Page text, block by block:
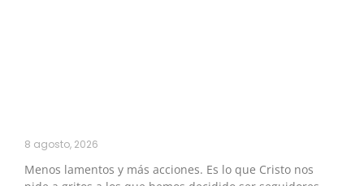
8 agosto, 2026
Menos lamentos y más acciones. Es lo que Cristo nos